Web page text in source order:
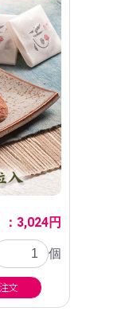
3,024円
個
文